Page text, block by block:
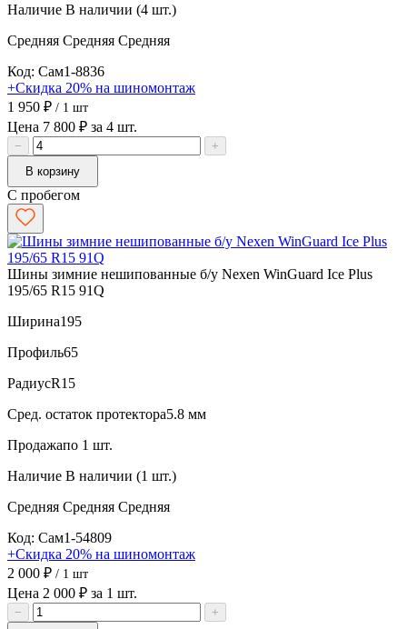
Наличие В наличии (4 шт.)
Средняя Средняя Средняя
Код: Сам1-8836
+Скидка 20% на шиномонтаж
1 950 ₽ / 1 шт
Цена 7 800 ₽ за 4 шт.
−
+
В корзину
С пробегом
Шины зимние нешипованные б/у Nexen WinGuard Ice Plus
195/65 R15 91Q
Ширина195
Профиль65
РадиусR15
Сред. остаток протектора5.8 мм
Продажапо 1 шт.
Наличие В наличии (1 шт.)
Средняя Средняя Средняя
Код: Сам1-54809
+Скидка 20% на шиномонтаж
2 000 ₽ / 1 шт
Цена 2 000 ₽ за 1 шт.
−
+